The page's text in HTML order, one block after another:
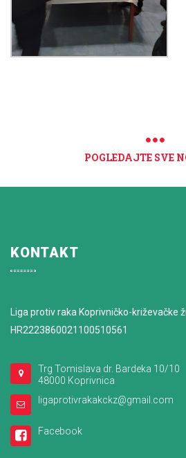
POGLEDAJTE SVE
KONTAKT
Liga protiv raka Koprivničko-križevačke
HR2223860021100510561
Trg Tomislava dr. Bardeka 10/10
48000 Koprivnica
ligaprotivrakakckz@gmail.com
Facebook